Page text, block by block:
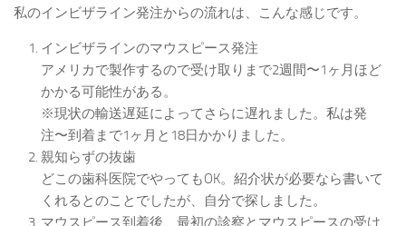
私のインビザライン発注からの流れは、こんな感じです。
インビザラインのマウスピース発注
アメリカで製作するので受け取りまで2週間〜1ヶ月ほど
かかる可能性がある。
※現状の輸送遅延によってさらに遅れました。私は発
注〜到着まで1ヶ月と18日かかりました。
親知らずの抜歯
どこの歯科医院でやってもOK。紹介状が必要なら書いて
くれるとのことでしたが、自分で探しました。
マウスピース到着後、最初の診察とマウスピースの受け